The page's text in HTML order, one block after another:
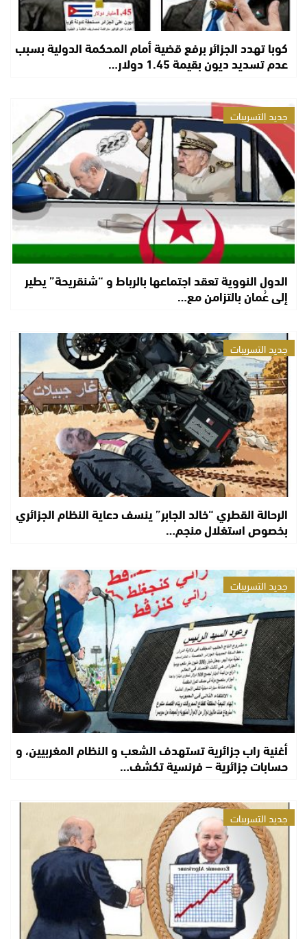
كوبا تهدد الجزائر برفع قضية أمام المحكمة الدولية بسبب
عدم تسديد ديون بقيمة 1.45 دولار…
جديد التسريبات
الدول النووية تعقد اجتماعها بالرباط و “شنقريحة” يطير
إلى عُمان بالتزامن مع…
جديد التسريبات
الرحالة القطري “خالد الجابر” ينسف دعاية النظام الجزائري
بخصوص استغلال منجم…
جديد التسريبات
أغنية راب جزائرية تستهدف الشعب و النظام المغربيين، و
حسابات جزائرية – فرنسية تكشف…
جديد التسريبات